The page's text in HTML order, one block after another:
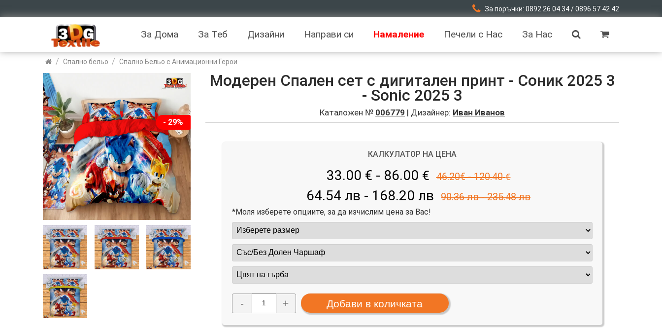
За поръчки: 0892 26 04 34 / 0896 57 42 42
За Дома За Теб Дизайни Направи си Намаление Печели с Нас За Нас
/ Спално бельо / Спално Бельо с Анимационни Герои
- 29%
Модерен Спален сет с дигитален принт - Соник 2025 3
- Sonic 2025 3
Каталожен № 006779 | Дизайнер: Иван Иванов
КАЛКУЛАТОР НА ЦЕНА
33.00 € - 86.00 € 46.20€ - 120.40 €
64.54 лв - 168.20 лв 90.36 лв - 235.48 лв
*Моля изберете опциите, за да изчислим цена за Вас!
- +